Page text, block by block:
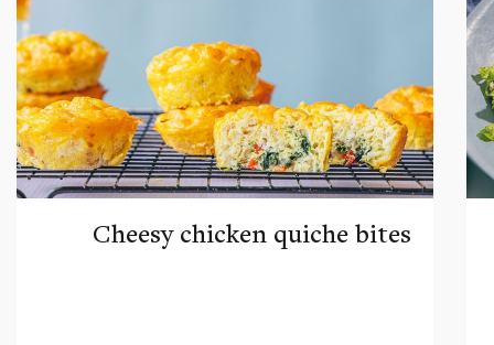
Cheesy chicken quiche bites